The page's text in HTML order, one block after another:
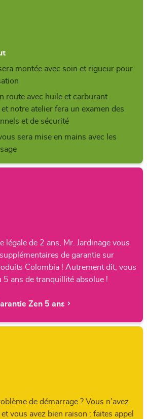
montée avec soin et rigueur pour
route avec huile et carburant
notre atelier fera un examen des
et de sécurité
sera mise en mains avec les
légale de 2 ans, Mr. Jardinage vous
de garantie sur
Colombia ! Autrement dit, vous
5 ans de tranquillité absolue !
Zen 5 ans
de démarrage ? Vous n’avez
vous avez bien raison : faites appel